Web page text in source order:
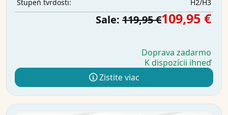
Stupeň tvrdosti:
H2/H3
Sale: 119,95 €109,95 €
Doprava zadarmo
K dispozícii ihneď
Zistite viac